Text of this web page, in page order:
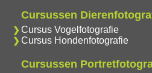
Cursussen
Cursus Vogelfotografie
Cursus Hondenfotografie
Cursussen